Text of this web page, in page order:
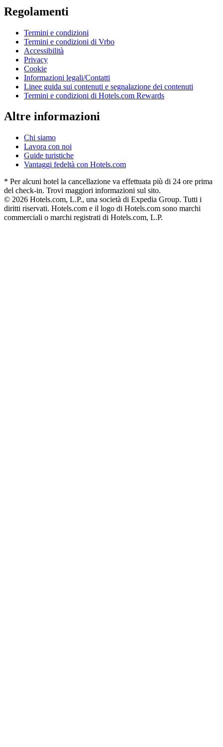
Regolamenti
Termini e condizioni
Termini e condizioni di Vrbo
Accessibilità
Privacy
Cookie
Informazioni legali/Contatti
Linee guida sui contenuti e segnalazione dei contenuti
Termini e condizioni di Hotels.com Rewards
Altre informazioni
Chi siamo
Lavora con noi
Guide turistiche
Vantaggi fedeltà con Hotels.com
* Per alcuni hotel la cancellazione va effettuata più di 24 ore prima
del check-in. Trovi maggiori informazioni sul sito.
© 2026 Hotels.com, L.P., una società di Expedia Group. Tutti i
diritti riservati. Hotels.com e il logo di Hotels.com sono marchi
commerciali o marchi registrati di Hotels.com, L.P.